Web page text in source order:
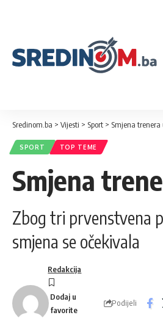
Sredinom.ba > Vijesti > Sport > Smjena trenera
SPORT TOP TEME
Smjena
Zbog tri prvenstvena
smjena se očekivala
Redakcija
Podijeli